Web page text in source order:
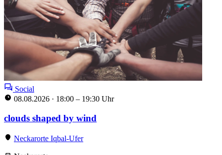
Social
08.08.2026 · 18:00 – 19:30 Uhr
clouds shaped by wind
Neckarorte Iqbal-Ufer